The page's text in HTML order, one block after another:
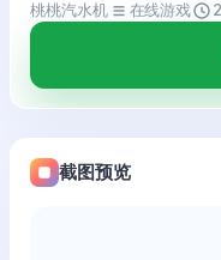
桃桃汽水机 在线游戏
截图预览